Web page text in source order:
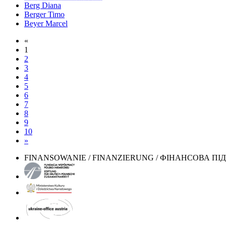
Berg Diana
Berger Timo
Beyer Marcel
«
1
2
3
4
5
6
7
8
9
10
»
FINANSOWANIE / FINANZIERUNG / ФІНАНСОВА